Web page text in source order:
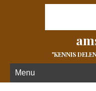
"KENNIS
Menu